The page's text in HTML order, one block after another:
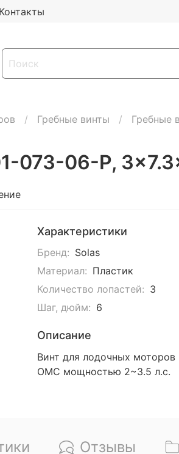
Контакты
Гребные винты Гребные
073-06-P,
Характеристики
Бренд: Solas
Материал: Пластик
Количество лопастей: 3
Шаг, дюйм: 6
Описание
Винт для лодочных моторов
OMC мощностью 2~3.5 л.с.
Отзывы